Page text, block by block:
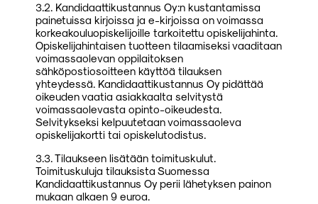
3.2. Kandidaattikustannus Oy:n kustantamissa
painetuissa kirjoissa ja e-kirjoissa on voimassa
korkeakouluopiskelijoille tarkoitettu opiskelijahinta.
Opiskelijahintaisen tuotteen tilaamiseksi vaaditaan
voimassaolevan oppilaitoksen
sähköpostiosoitteen käyttöä tilauksen
yhteydessä. Kandidaattikustannus Oy pidättää
oikeuden vaatia asiakkaalta selvitystä
voimassaolevasta opinto-oikeudesta.
Selvitykseksi kelpuutetaan voimassaoleva
opiskelijakortti tai opiskelutodistus.
3.3. Tilaukseen lisätään toimituskulut.
Toimituskuluja tilauksista Suomessa
Kandidaattikustannus Oy perii lähetyksen painon
mukaan alkaen 9 euroa.